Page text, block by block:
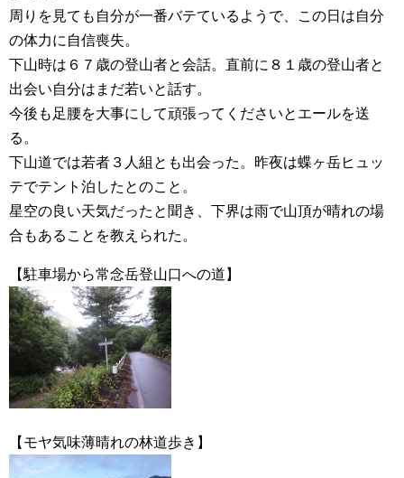
周りを見ても自分が一番バテているようで、この日は自分
の体力に自信喪失。
下山時は６７歳の登山者と会話。直前に８１歳の登山者と
出会い自分はまだ若いと話す。
今後も足腰を大事にして頑張ってくださいとエールを送
る。
下山道では若者３人組とも出会った。昨夜は蝶ヶ岳ヒュッ
テでテント泊したとのこと。
星空の良い天気だったと聞き、下界は雨で山頂が晴れの場
合もあることを教えられた。
【駐車場から常念岳登山口への道】
【モヤ気味薄晴れの林道歩き】